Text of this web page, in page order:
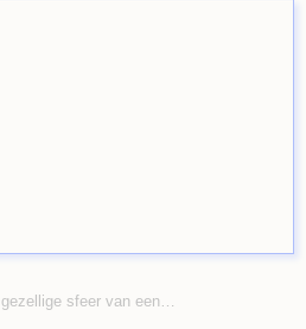
sfeer van een…